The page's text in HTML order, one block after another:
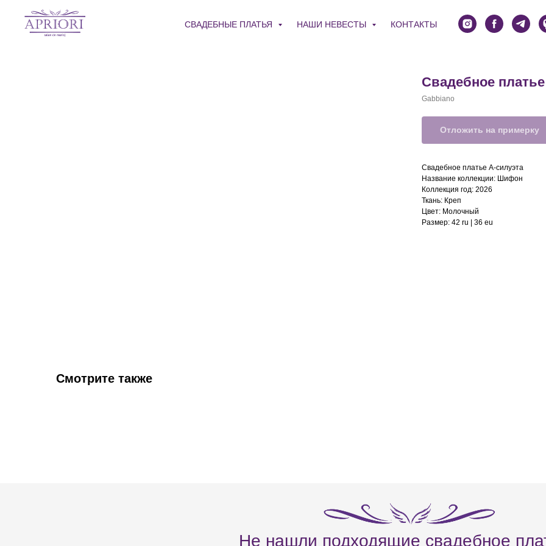
СВАДЕБНЫЕ ПЛАТЬЯ НАШИ НЕВЕСТЫ КОНТАКТЫ
Свадебное
Gabbiano
Отложить на примерку
Свадебное платье А-силуэта
Название коллекции: Шифон
Коллекция год: 2026
Ткань: Креп
Цвет: Молочный
Размер: 42 ru | 36 eu
Смотрите также
Не нашли подходящие свадебное